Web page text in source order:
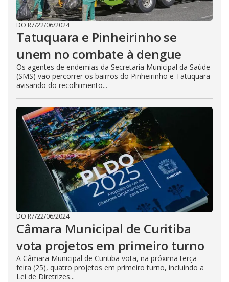
DO R7/22/06/2024
Tatuquara e Pinheirinho se
unem no combate à dengue
Os agentes de endemias da Secretaria Municipal da Saúde
(SMS) vão percorrer os bairros do Pinheirinho e Tatuquara
avisando do recolhimento...
DO R7/22/06/2024
Câmara Municipal de Curitiba
vota projetos em primeiro turno
A Câmara Municipal de Curitiba vota, na próxima terça-
feira (25), quatro projetos em primeiro turno, incluindo a
Lei de Diretrizes...